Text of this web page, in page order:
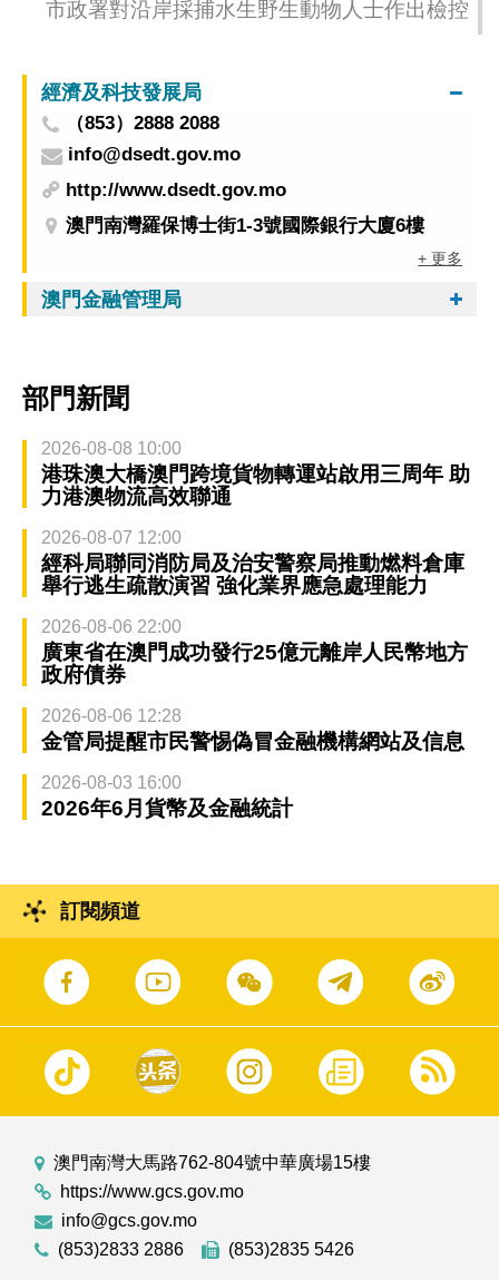
市政署對沿岸採捕水生野生動物人士作出檢控
經濟及科技發展局
（853）2888 2088
info@dsedt.gov.mo
http://www.dsedt.gov.mo
澳門南灣羅保博士街1-3號國際銀行大廈6樓
+ 更多
澳門金融管理局
部門新聞
2026-08-08 10:00
港珠澳大橋澳門跨境貨物轉運站啟用三周年 助
力港澳物流高效聯通
2026-08-07 12:00
經科局聯同消防局及治安警察局推動燃料倉庫
舉行逃生疏散演習 強化業界應急處理能力
2026-08-06 22:00
廣東省在澳門成功發行25億元離岸人民幣地方
政府債券
2026-08-06 12:28
金管局提醒市民警惕偽冒金融機構網站及信息
2026-08-03 16:00
2026年6月貨幣及金融統計
訂閱頻道
澳門南灣大馬路762-804號中華廣場15樓
https://www.gcs.gov.mo
info@gcs.gov.mo
(853)2833 2886
(853)2835 5426